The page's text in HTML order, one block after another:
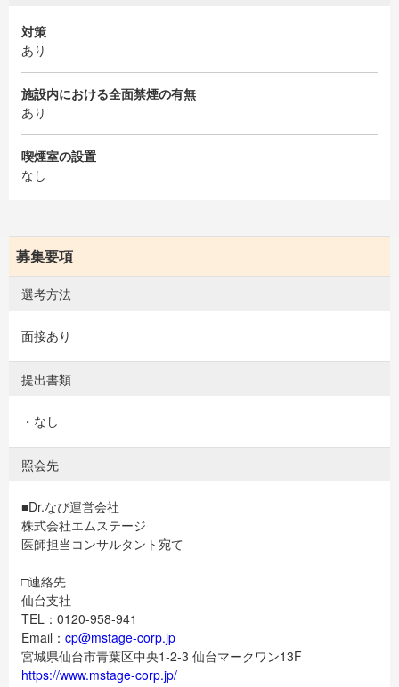
対策
あり
施設内における全面禁煙の有無
あり
喫煙室の設置
なし
募集要項
選考方法
面接あり
提出書類
・なし
照会先
■Dr.なび運営会社
株式会社エムステージ
医師担当コンサルタント宛て
□連絡先
仙台支社
TEL：0120-958-941
Email： cp@mstage-corp.jp
宮城県仙台市青葉区中央1-2-3 仙台マークワン13F
https://www.mstage-corp.jp/